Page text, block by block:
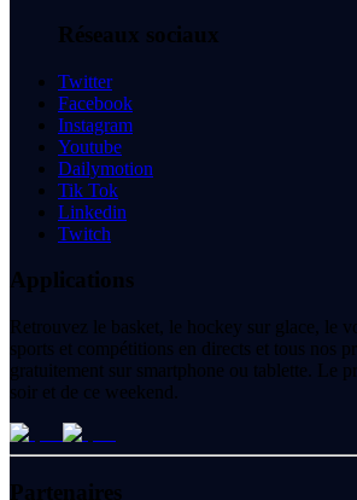
Réseaux sociaux
Twitter
Facebook
Instagram
Youtube
Dailymotion
Tik Tok
Linkedin
Twitch
Applications
Retrouvez le basket, le hockey sur glace, le
sports et compétitions en directs et tous nos
gratuitement sur smartphone ou tablette. Le
soir et de ce weekend.
Partenaires